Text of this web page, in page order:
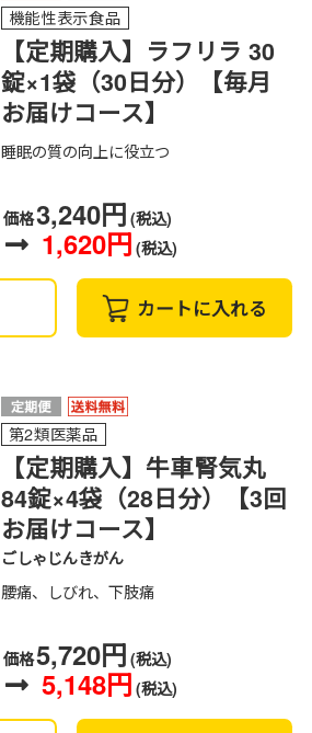
機能性表示食品
【定期購入】ラフリラ 30
錠×1袋（30日分）【毎月
お届けコース】
睡眠の質の向上に役立つ
価格3,240円 (税込)
1,620円 (税込)
カートに入れる
第2類医薬品
【定期購入】牛車腎気丸
84錠×4袋（28日分）【3回
お届けコース】
ごしゃじんきがん
腰痛、しびれ、下肢痛
価格5,720円 (税込)
5,148円 (税込)